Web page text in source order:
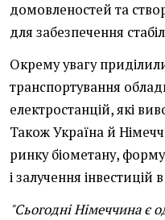
домовленостей та
для забезпечення
Окрему увагу
транспортування
електростанцій, які
Також Україна й
ринку біометану,
і залучення інвестицій
"Сьогодні Німеччина є